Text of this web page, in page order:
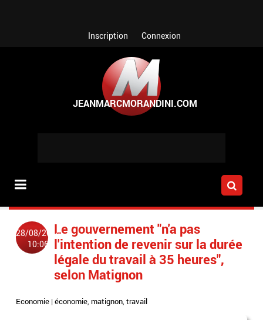
Inscription Connexion
28/08/2014
10:06
Le gouvernement "n'a pas
l'intention de revenir sur la durée
légale du travail à 35 heures",
selon Matignon
Economie |économie,matignon,travail